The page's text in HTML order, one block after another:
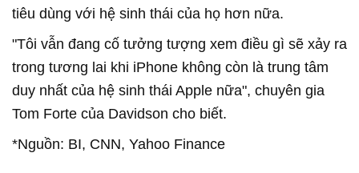
tiêu dùng với hệ sinh thái của họ hơn nữa.
"Tôi vẫn đang cố tưởng tượng xem điều gì sẽ xảy ra
trong tương lai khi iPhone không còn là trung tâm
duy nhất của hệ sinh thái Apple nữa", chuyên gia
Tom Forte của Davidson cho biết.
*Nguồn: BI, CNN, Yahoo Finance